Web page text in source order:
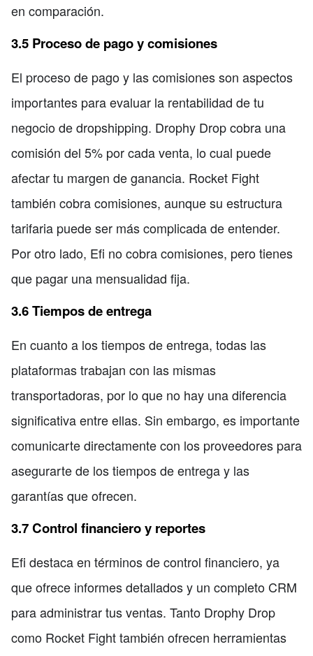
en comparación.
3.5 Proceso de pago y comisiones
El proceso de pago y las comisiones son aspectos
importantes para evaluar la rentabilidad de tu
negocio de dropshipping. Drophy Drop cobra una
comisión del 5% por cada venta, lo cual puede
afectar tu margen de ganancia. Rocket Fight
también cobra comisiones, aunque su estructura
tarifaria puede ser más complicada de entender.
Por otro lado, Efi no cobra comisiones, pero tienes
que pagar una mensualidad fija.
3.6 Tiempos de entrega
En cuanto a los tiempos de entrega, todas las
plataformas trabajan con las mismas
transportadoras, por lo que no hay una diferencia
significativa entre ellas. Sin embargo, es importante
comunicarte directamente con los proveedores para
asegurarte de los tiempos de entrega y las
garantías que ofrecen.
3.7 Control financiero y reportes
Efi destaca en términos de control financiero, ya
que ofrece informes detallados y un completo CRM
para administrar tus ventas. Tanto Drophy Drop
como Rocket Fight también ofrecen herramientas